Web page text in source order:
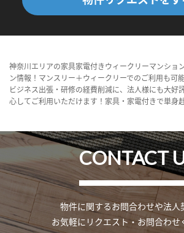
神奈川エリアの家具家電付きウィークリーマンショ
ン情報！マンスリー＋ウィークリーでのご利用も可
ビジネス出張・研修の経費削減に、法人様にも大好
心してご利用いただけます！家具・家電付きで単身
CONTACT
物件に関するお問合わせや法人
お気軽にリクエスト・お問合わせ